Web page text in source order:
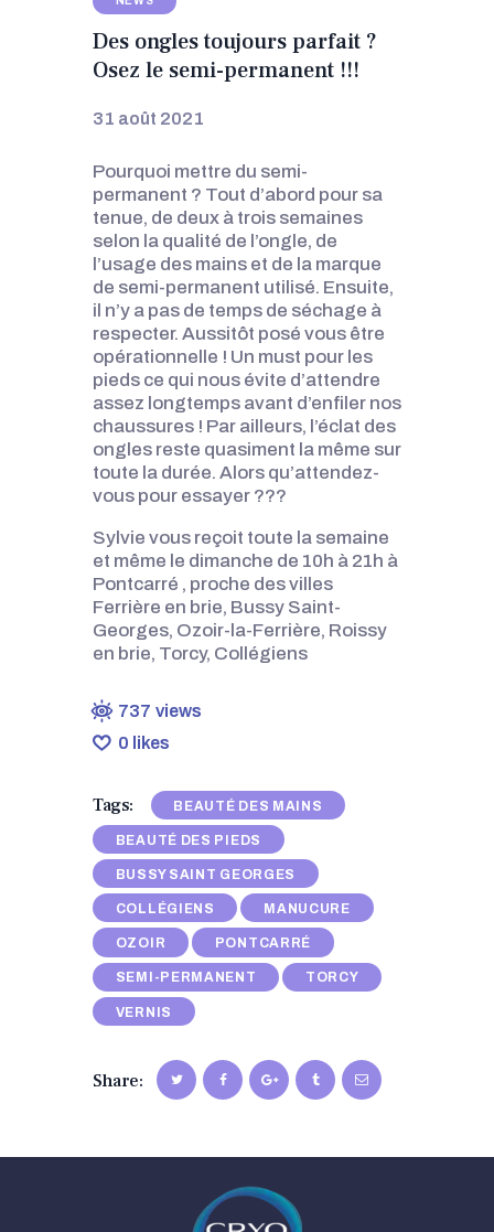
Des ongles toujours parfait ?
Osez le semi-permanent !!!
31 août 2021
Pourquoi mettre du semi-
permanent ? Tout d’abord pour sa
tenue, de deux à trois semaines
selon la qualité de l’ongle, de
l’usage des mains et de la marque
de semi-permanent utilisé. Ensuite,
il n’y a pas de temps de séchage à
respecter. Aussitôt posé vous être
opérationnelle ! Un must pour les
pieds ce qui nous évite d’attendre
assez longtemps avant d’enfiler nos
chaussures ! Par ailleurs, l’éclat des
ongles reste quasiment la même sur
toute la durée. Alors qu’attendez-
vous pour essayer ???
Sylvie vous reçoit toute la semaine
et même le dimanche de 10h à 21h à
Pontcarré , proche des villes
Ferrière en brie, Bussy Saint-
Georges, Ozoir-la-Ferrière, Roissy
en brie, Torcy, Collégiens
737 views
0 likes
Tags: BEAUTÉ DES MAINS
BEAUTÉ DES PIEDS
BUSSY SAINT GEORGES
COLLÉGIENS MANUCURE
OZOIR PONTCARRÉ
SEMI-PERMANENT TORCY
VERNIS
Share: